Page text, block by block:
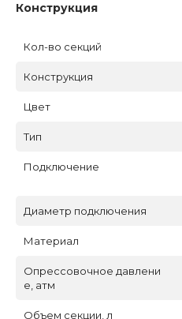
Конструкция
Кол-во секций
Конструкция
Цвет
Тип
Подключение
Диаметр подключения
Материал
Опрессовочное давлени
е, атм
Объем секции, л